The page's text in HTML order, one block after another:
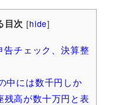
目次 [hide]
告チェック、決算整
には数千円しか
残高が数十万円と表